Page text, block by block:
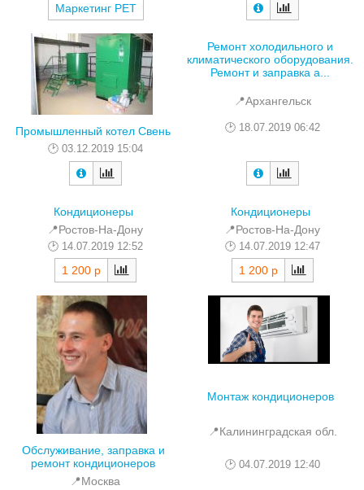
Маркетинг РЕТ
Промышленный котел Свень
03.12.2019 15:04
Ремонт холодильного и
климатического оборудования.
Ремонт и заправка а...
📍Архангельск
18.07.2019 06:42
Кондиционеры
📍Ростов-На-Дону
14.07.2019 12:52
1 200 р
Кондиционеры
📍Ростов-На-Дону
14.07.2019 12:47
1 200 р
Обслуживание, заправка и
ремонт кондиционеров
📍Москва
Монтаж кондиционеров
📍Калининградская обл.
04.07.2019 12:40